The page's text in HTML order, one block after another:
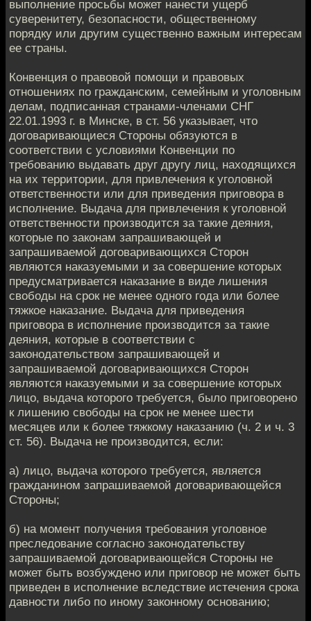
выполнение просьбы может нанести ущерб
суверенитету, безопасности, общественному
порядку или другим существенно важным интересам
ее страны.
Конвенция о правовой помощи и правовых
отношениях по гражданским, семейным и уголовным
делам, подписанная странами-членами СНГ
22.01.1993 г. в Минске, в ст. 56 указывает, что
договаривающиеся Стороны обязуются в
соответствии с условиями Конвенции по
требованию выдавать друг другу лиц, находящихся
на их территории, для привлечения к уголовной
ответственности или для приведения приговора в
исполнение. Выдача для привлечения к уголовной
ответственности производится за такие деяния,
которые по законам запрашивающей и
запрашиваемой договаривающихся Сторон
являются наказуемыми и за совершение которых
предусматривается наказание в виде лишения
свободы на срок не менее одного года или более
тяжкое наказание. Выдача для приведения
приговора в исполнение производится за такие
деяния, которые в соответствии с
законодательством запрашивающей и
запрашиваемой договаривающихся Сторон
являются наказуемыми и за совершение которых
лицо, выдача которого требуется, было приговорено
к лишению свободы на срок не менее шести
месяцев или к более тяжкому наказанию (ч. 2 и ч. 3
ст. 56). Выдача не производится, если:
а) лицо, выдача которого требуется, является
гражданином запрашиваемой договаривающейся
Стороны;
б) на момент получения требования уголовное
преследование согласно законодательству
запрашиваемой договаривающейся Стороны не
может быть возбуждено или приговор не может быть
приведен в исполнение вследствие истечения срока
давности либо по иному законному основанию;